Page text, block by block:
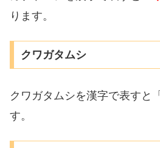
ります。
クワガタムシ
クワガタムシを漢字で表すと「
す。